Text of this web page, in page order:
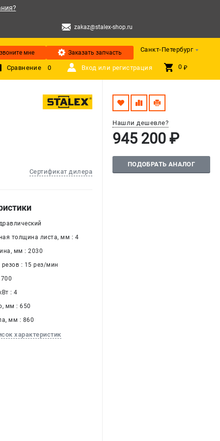
zakaz@stalex-shop.ru
Санкт-Петербург
мне Заказать запчасть
Сравнение 0 Вход или регистрация 0 ₽
Сертификат дилера
Нашли дешевле?
945 200 ₽
ПОДОБРАТЬ АНАЛОГ
толщина листа, мм : 4
мм : 2030
резов : 15 рез/мин
: 4
мм : 650
мм : 860
характеристик